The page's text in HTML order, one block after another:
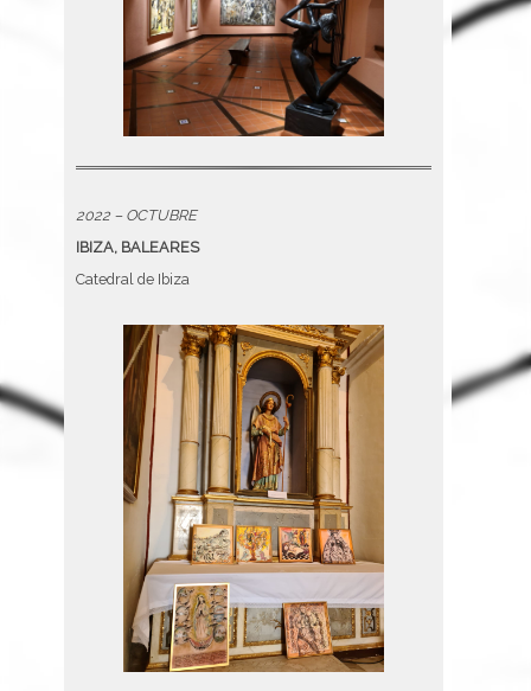
2022 – OCTUBRE
IBIZA, BALEARES
Catedral de Ibiza